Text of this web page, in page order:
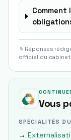
✎ Réponses
officiel du cabinet,
Vous
SPÉCIALITÉS
→